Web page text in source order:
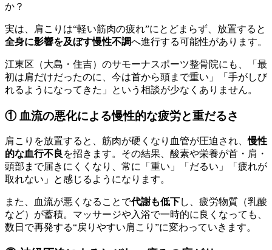
か？
実は、肩こりは“軽い筋肉の疲れ”にとどまらず、放置すると
全身に影響を及ぼす慢性不調へ進行する可能性があります。
江東区（大島・住吉）のサモーナスポーツ整骨院にも、「最
初は肩だけだったのに、今は首から頭まで重い」「手がしび
れるようになってきた」という相談が少なくありません。
① 血流の悪化による慢性的な疲労と重だるさ
肩こりを放置すると、筋肉が硬くなり血管が圧迫され、慢性
的な血行不良 を招きます。その結果、酸素や栄養が首・肩・
頭部まで届きにくくなり、常に「重い」「だるい」「疲れが
取れない」と感じるようになります。
また、血流が悪くなることで代謝も低下し、疲労物質（乳酸
など）が蓄積。マッサージや入浴で一時的に良くなっても、
数日で再発する“戻りやすい肩こり”に変わっていきます。